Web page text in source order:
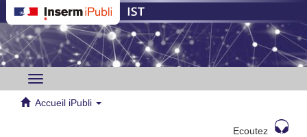
Toggle
navigation
Accueil iPubli
Ecoutez